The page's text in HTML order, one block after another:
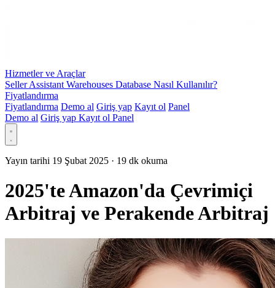
Hizmetler ve Araçlar
Seller Assistant Warehouses Database Nasıl Kullanılır?
Fiyatlandırma
Fiyatlandırma Demo al Giriş yap Kayıt ol Panel
Demo al Giriş yap Kayıt ol Panel
Yayın tarihi 19 Şubat 2025 · 19 dk okuma
2025'te Amazon'da Çevrimiçi
Arbitraj ve Perakende Arbitraj